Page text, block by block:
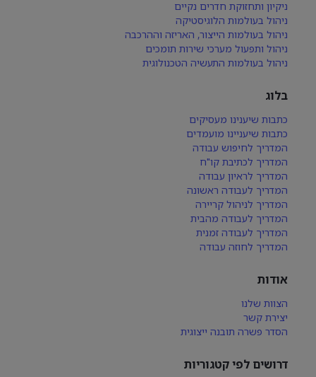
ניקיון ותחזוקת חדרים נקיים
ניהול בעולמות הלוגיסטיקה
ניהול בעולמות הייצור, האריזה וההרכבה
ניהול ותפעול מערכי שירות תומכים
ניהול בעולמות התעשיה הטכנולוגית
בלוג
כתבות שיענינו מעסיקים
כתבות שיעניינו מועמדים
המדריך לחיפוש עבודה
המדריך לכתיבת קו"ח
המדריך לראיון עבודה
המדריך לעבודה ראשונה
המדריך לניהול קריירה
המדריך לעבודה מהבית
המדריך לעבודה זמנית
המדריך לחוזה עבודה
אודות
הצוות שלנו
יצירת קשר
הסדר פשרה תובנה ייצוגית
דרושים לפי קטגוריות